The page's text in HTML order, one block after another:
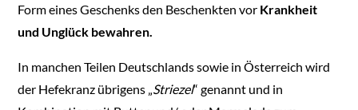
Form eines Geschenks den Beschenkten vor Krankheit
und Unglück bewahren.
In manchen Teilen Deutschlands sowie in Österreich wird
der Hefekranz übrigens „ Striezel“ genannt und in